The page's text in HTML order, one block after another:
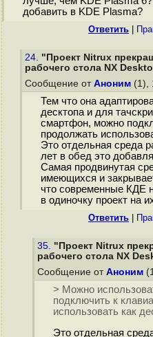
добавить в KDE Plasma?
Ответить
24. "Проект Nitrux
рабочего стола NX
Сообщение от Аноним (1),
Тем что она
десктопа и для
смартфон, можно
продолжать
Это отдельная среда
лет в обед это
Самая продвинутая
имеющихся и
что современные КДЕ
в одиночку проект на
Ответить
35. "Проект Nitrux
рабочего стола NX
Сообщение от Аноним
> Можно
подключить к
использовать как
Это отдельная